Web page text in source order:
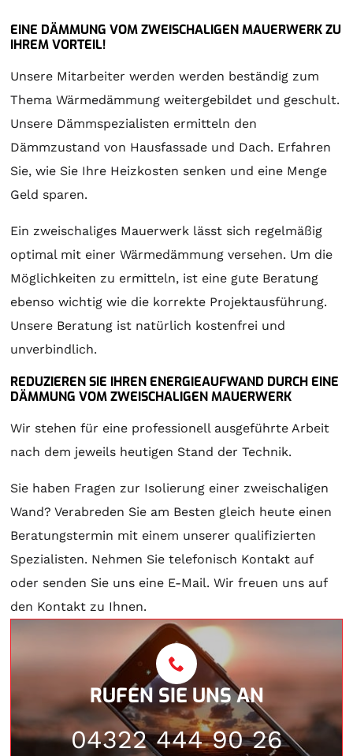
EINE DÄMMUNG VOM ZWEISCHALIGEN MAUERWERK ZU
IHREM VORTEIL!
Unsere Mitarbeiter werden werden beständig zum
Thema Wärmedämmung weitergebildet und geschult.
Unsere Dämmspezialisten ermitteln den
Dämmzustand von Hausfassade und Dach. Erfahren
Sie, wie Sie Ihre Heizkosten senken und eine Menge
Geld sparen.
Ein zweischaliges Mauerwerk lässt sich regelmäßig
optimal mit einer Wärmedämmung versehen. Um die
Möglichkeiten zu ermitteln, ist eine gute Beratung
ebenso wichtig wie die korrekte Projektausführung.
Unsere Beratung ist natürlich kostenfrei und
unverbindlich.
REDUZIEREN SIE IHREN ENERGIEAUFWAND DURCH EINE
DÄMMUNG VOM ZWEISCHALIGEN MAUERWERK
Wir stehen für eine professionell ausgeführte Arbeit
nach dem jeweils heutigen Stand der Technik.
Sie haben Fragen zur Isolierung einer zweischaligen
Wand? Verabreden Sie am Besten gleich heute einen
Beratungstermin mit einem unserer qualifizierten
Spezialisten. Nehmen Sie telefonisch Kontakt auf
oder senden Sie uns eine E-Mail. Wir freuen uns auf
den Kontakt zu Ihnen.
RUFEN SIE UNS AN
04322 444 90 26